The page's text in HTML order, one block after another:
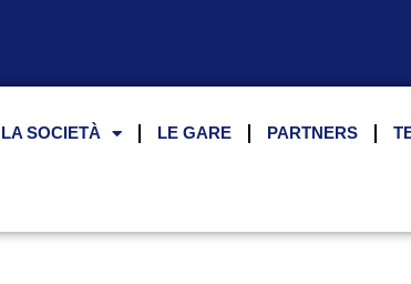
LA SOCIETÀ LE GARE PARTNERS